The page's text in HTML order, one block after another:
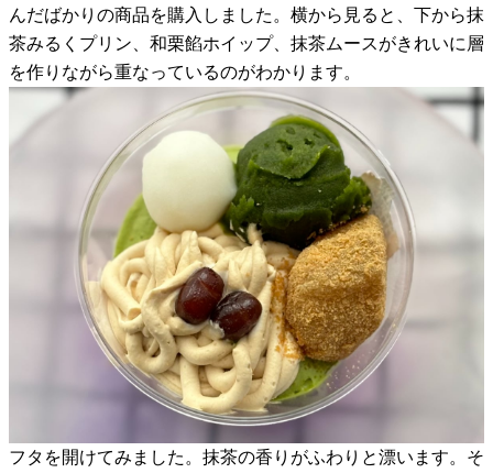
んだばかりの商品を購入しました。横から見ると、下から抹
茶みるくプリン、和栗餡ホイップ、抹茶ムースがきれいに層
を作りながら重なっているのがわかります。
フタを開けてみました。抹茶の香りがふわりと漂います。そ